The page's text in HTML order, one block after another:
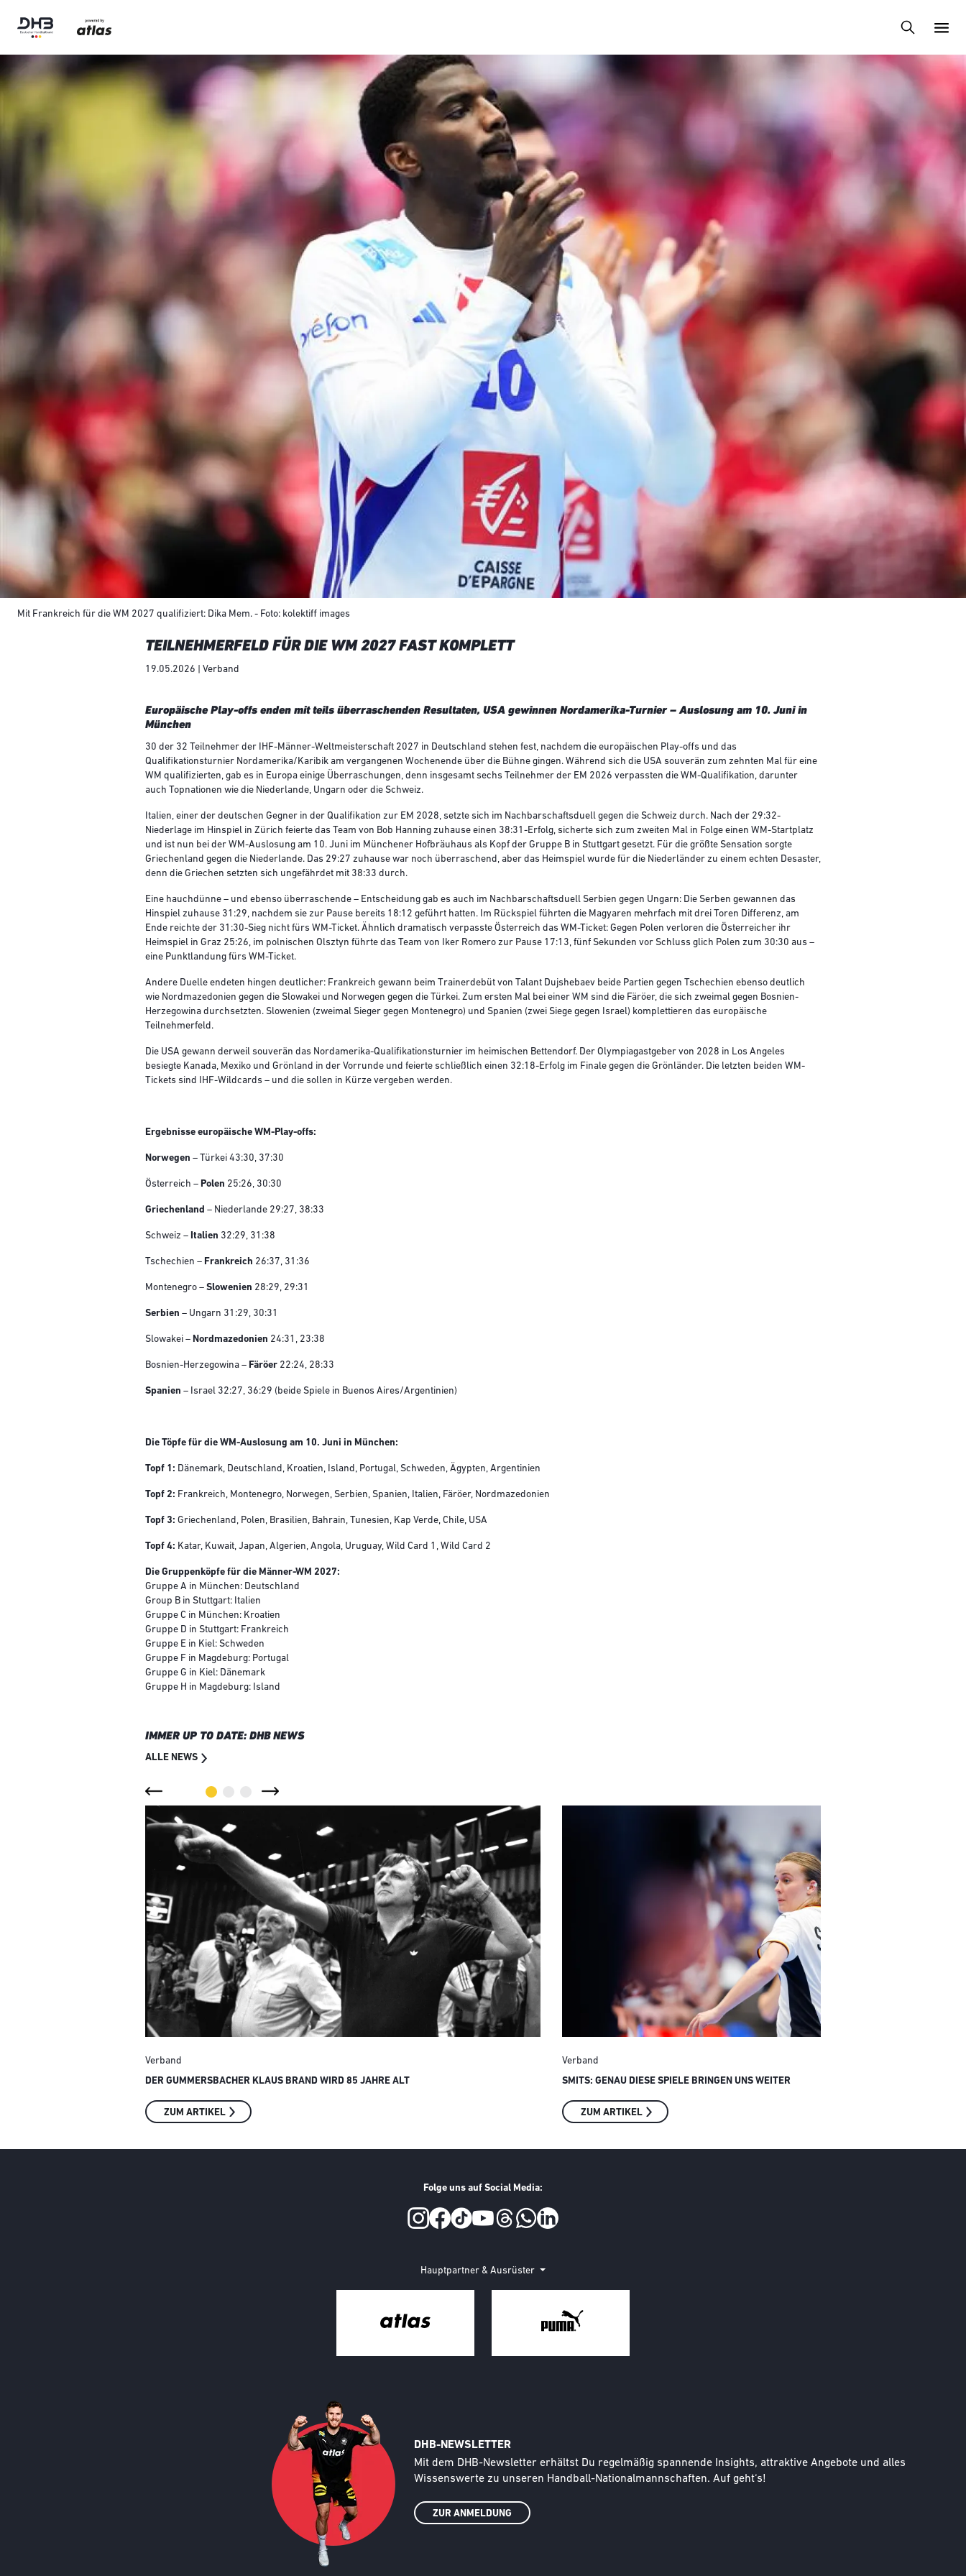
Mit Frankreich für die WM 2027 qualifiziert: Dika Mem. - Foto: kolektiff images
TEILNEHMERFELD FÜR DIE WM 2027 FAST KOMPLETT
19.05.2026 | Verband
Europäische Play-offs enden mit teils überraschenden Resultaten, USA gewinnen Nordamerika-Turnier – Auslosung am 10. Juni in
München
30 der 32 Teilnehmer der IHF-Männer-Weltmeisterschaft 2027 in Deutschland stehen fest, nachdem die europäischen Play-offs und das
Qualifikationsturnier Nordamerika/Karibik am vergangenen Wochenende über die Bühne gingen. Während sich die USA souverän zum zehnten Mal für eine
WM qualifizierten, gab es in Europa einige Überraschungen, denn insgesamt sechs Teilnehmer der EM 2026 verpassten die WM-Qualifikation, darunter
auch Topnationen wie die Niederlande, Ungarn oder die Schweiz.
Italien, einer der deutschen Gegner in der Qualifikation zur EM 2028, setzte sich im Nachbarschaftsduell gegen die Schweiz durch. Nach der 29:32-
Niederlage im Hinspiel in Zürich feierte das Team von Bob Hanning zuhause einen 38:31-Erfolg, sicherte sich zum zweiten Mal in Folge einen WM-Startplatz
und ist nun bei der WM-Auslosung am 10. Juni im Münchener Hofbräuhaus als Kopf der Gruppe B in Stuttgart gesetzt. Für die größte Sensation sorgte
Griechenland gegen die Niederlande. Das 29:27 zuhause war noch überraschend, aber das Heimspiel wurde für die Niederländer zu einem echten Desaster,
denn die Griechen setzten sich ungefährdet mit 38:33 durch.
Eine hauchdünne – und ebenso überraschende – Entscheidung gab es auch im Nachbarschaftsduell Serbien gegen Ungarn: Die Serben gewannen das
Hinspiel zuhause 31:29, nachdem sie zur Pause bereits 18:12 geführt hatten. Im Rückspiel führten die Magyaren mehrfach mit drei Toren Differenz, am
Ende reichte der 31:30-Sieg nicht fürs WM-Ticket. Ähnlich dramatisch verpasste Österreich das WM-Ticket: Gegen Polen verloren die Österreicher ihr
Heimspiel in Graz 25:26, im polnischen Olsztyn führte das Team von Iker Romero zur Pause 17:13, fünf Sekunden vor Schluss glich Polen zum 30:30 aus –
eine Punktlandung fürs WM-Ticket.
Andere Duelle endeten hingen deutlicher: Frankreich gewann beim Trainerdebüt von Talant Dujshebaev beide Partien gegen Tschechien ebenso deutlich
wie Nordmazedonien gegen die Slowakei und Norwegen gegen die Türkei. Zum ersten Mal bei einer WM sind die Färöer, die sich zweimal gegen Bosnien-
Herzegowina durchsetzten. Slowenien (zweimal Sieger gegen Montenegro) und Spanien (zwei Siege gegen Israel) komplettieren das europäische
Teilnehmerfeld.
Die USA gewann derweil souverän das Nordamerika-Qualifikationsturnier im heimischen Bettendorf. Der Olympiagastgeber von 2028 in Los Angeles
besiegte Kanada, Mexiko und Grönland in der Vorrunde und feierte schließlich einen 32:18-Erfolg im Finale gegen die Grönländer. Die letzten beiden WM-
Tickets sind IHF-Wildcards – und die sollen in Kürze vergeben werden.
Ergebnisse europäische WM-Play-offs:
Norwegen – Türkei 43:30, 37:30
Österreich – Polen 25:26, 30:30
Griechenland – Niederlande 29:27, 38:33
Schweiz – Italien 32:29, 31:38
Tschechien – Frankreich 26:37, 31:36
Montenegro – Slowenien 28:29, 29:31
Serbien – Ungarn 31:29, 30:31
Slowakei – Nordmazedonien 24:31, 23:38
Bosnien-Herzegowina – Färöer 22:24, 28:33
Spanien – Israel 32:27, 36:29 (beide Spiele in Buenos Aires/Argentinien)
Die Töpfe für die WM-Auslosung am 10. Juni in München:
Topf 1: Dänemark, Deutschland, Kroatien, Island, Portugal, Schweden, Ägypten, Argentinien
Topf 2: Frankreich, Montenegro, Norwegen, Serbien, Spanien, Italien, Färöer, Nordmazedonien
Topf 3: Griechenland, Polen, Brasilien, Bahrain, Tunesien, Kap Verde, Chile, USA
Topf 4: Katar, Kuwait, Japan, Algerien, Angola, Uruguay, Wild Card 1, Wild Card 2
Die Gruppenköpfe für die Männer-WM 2027:
Gruppe A in München: Deutschland
Group B in Stuttgart: Italien
Gruppe C in München: Kroatien
Gruppe D in Stuttgart: Frankreich
Gruppe E in Kiel: Schweden
Gruppe F in Magdeburg: Portugal
Gruppe G in Kiel: Dänemark
Gruppe H in Magdeburg: Island
IMMER UP TO DATE: DHB NEWS
ALLE NEWS
Verband
DER GUMMERSBACHER KLAUS BRAND WIRD 85 JAHRE ALT
ZUM ARTIKEL
Verband
SMITS: GENAU DIESE SPIELE BRINGEN UNS WEITER
ZUM ARTIKEL
Folge uns auf Social Media:
Hauptpartner & Ausrüster
DHB-NEWSLETTER
Text
Mit dem DHB-Newsletter erhältst Du regelmäßig spannende Insights, attraktive Angebote und alles
Wissenswerte zu unseren Handball-Nationalmannschaften. Auf geht‘s!
ZUR ANMELDUNG